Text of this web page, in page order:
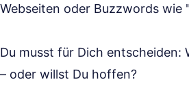
Webseiten oder Buzzwords wie
Du musst für Dich entscheiden:
– oder willst Du hoffen?